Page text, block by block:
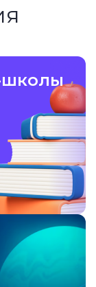
школы